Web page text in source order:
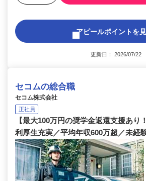
アピールポイントを
更新日： 2026/07/22
セコムの総合職
セコム株式会社
正社員
【最大100万円の奨学金返還支援あり
利厚生充実／平均年収600万超／未経